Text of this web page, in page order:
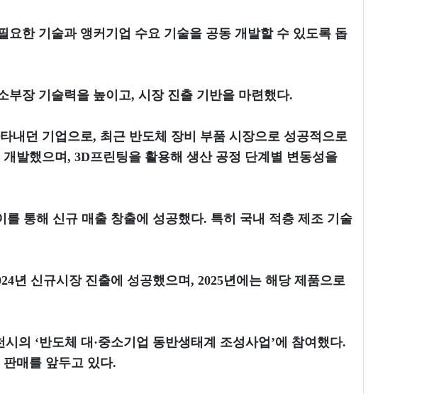
한 기술과 앵커기업 수요 기술을 공동 개발할 수 있도록 돕
장 기술력을 높이고, 시장 진출 기반을 마련했다.
내던 기업으로, 최근 반도체 장비 부품 시장으로 성공적으로
발했으며, 3D프린팅을 활용해 생산 공정 단계별 변동성을
통해 신규 매출 창출에 성공했다. 특히 국내 적층 제조 기술
년 신규시장 진출에 성공했으며, 2025년에는 해당 제품으로
의 ‘반도체 대·중소기업 동반생태계 조성사업’에 참여했다.
매를 앞두고 있다.